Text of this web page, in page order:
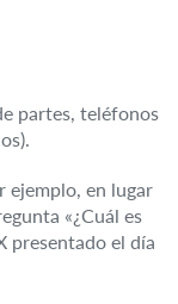
partes, teléfonos
ejemplo, en lugar
«¿Cuál es
presentado el día